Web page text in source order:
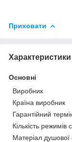
Приховати
Характеристики
Основні
Виробник
Країна виробник
Гарантійний
Кількість режимів
Матеріал душової